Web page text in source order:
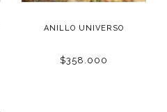
ANILLO UNIVERSO
$358.000